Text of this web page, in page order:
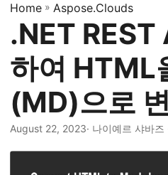
전
환
Home » Aspose.Clouds
.NET REST
하여 HTML
(MD)으로
August 22, 2023· 나이예르 샤바즈